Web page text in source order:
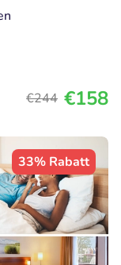
€244 €158
33% Rabatt